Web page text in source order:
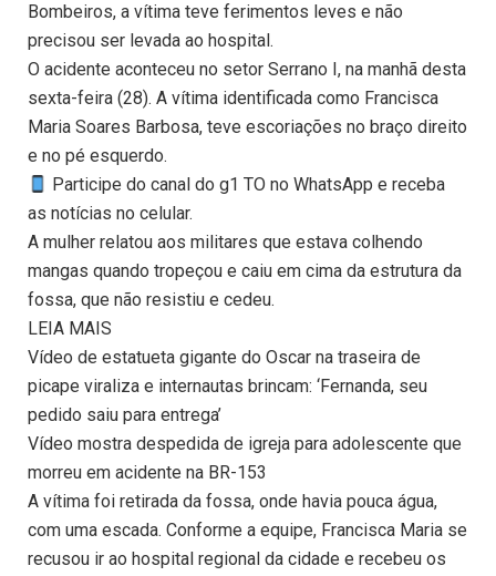
Bombeiros, a vítima teve ferimentos leves e não
precisou ser levada ao hospital.
O acidente aconteceu no setor Serrano I, na manhã desta
sexta-feira (28). A vítima identificada como Francisca
Maria Soares Barbosa, teve escoriações no braço direito
e no pé esquerdo.
Participe do canal do g1 TO no WhatsApp e receba
as notícias no celular.
A mulher relatou aos militares que estava colhendo
mangas quando tropeçou e caiu em cima da estrutura da
fossa, que não resistiu e cedeu.
LEIA MAIS
Vídeo de estatueta gigante do Oscar na traseira de
picape viraliza e internautas brincam: ‘Fernanda, seu
pedido saiu para entrega’
Vídeo mostra despedida de igreja para adolescente que
morreu em acidente na BR-153
A vítima foi retirada da fossa, onde havia pouca água,
com uma escada. Conforme a equipe, Francisca Maria se
recusou ir ao hospital regional da cidade e recebeu os